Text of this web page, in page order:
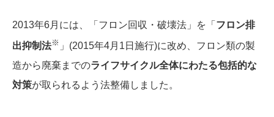
2013年6月には、「フロン回収・破壊法」を「 フロン排
出抑制法※ 」(2015年4月1日施行)に改め、フロン類の製
造から廃棄までのライフサイクル全体にわたる包括的な
対策が取られるよう法整備しました。